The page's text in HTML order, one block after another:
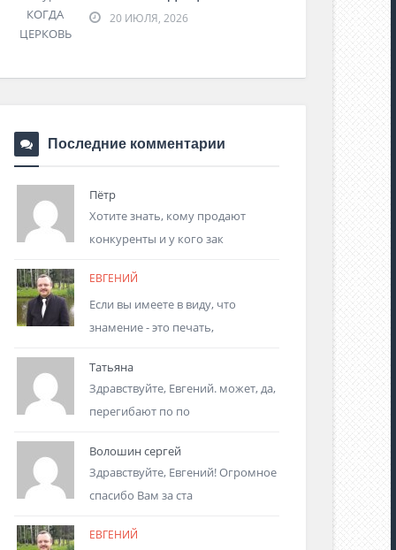
20 ИЮЛЯ, 2026
Последние комментарии
Пётр
Хотите знать, кому продают
конкуренты и у кого зак
ЕВГЕНИЙ
Если вы имеете в виду, что
знамение - это печать,
Татьяна
Здравствуйте, Евгений. может, да,
перегибают по по
Волошин сергей
Здравствуйте, Евгений! Огромное
спасибо Вам за ста
ЕВГЕНИЙ